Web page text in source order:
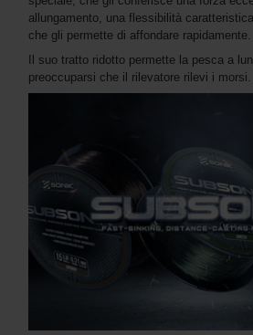
allungamento, una flessibilità
che gli permette di affondare rapidamente.
Il suo tratto ridotto permette la pesca a
preoccuparsi che il rilevatore rilevi i morsi.